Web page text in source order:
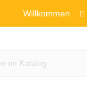
Willkommen